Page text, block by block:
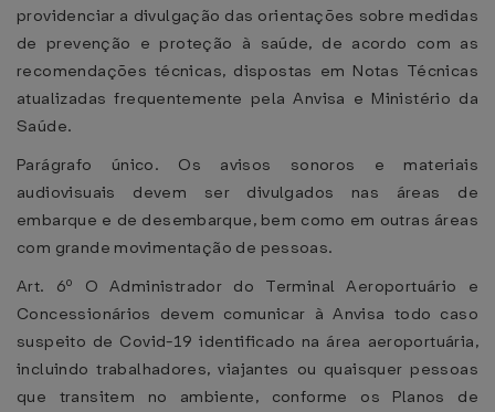
providenciar a divulgação das orientações sobre medidas
de prevenção e proteção à saúde, de acordo com as
recomendações técnicas, dispostas em Notas Técnicas
atualizadas frequentemente pela Anvisa e Ministério da
Saúde.
Parágrafo único. Os avisos sonoros e materiais
audiovisuais devem ser divulgados nas áreas de
embarque e de desembarque, bem como em outras áreas
com grande movimentação de pessoas.
Art. 6º O Administrador do Terminal Aeroportuário e
Concessionários devem comunicar à Anvisa todo caso
suspeito de Covid-19 identificado na área aeroportuária,
incluindo trabalhadores, viajantes ou quaisquer pessoas
que transitem no ambiente, conforme os Planos de